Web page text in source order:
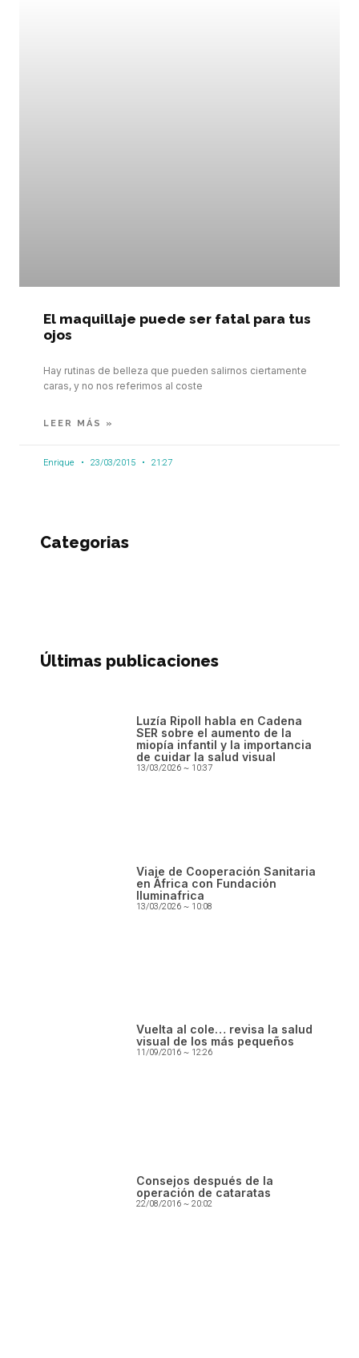
El maquillaje puede ser fatal para tus
ojos
Hay rutinas de belleza que pueden salirnos ciertamente
caras, y no nos referimos al coste
LEER MÁS »
Enrique 23/03/2015 21:27
Categorias
Últimas publicaciones
Luzía Ripoll habla en Cadena
SER sobre el aumento de la
miopía infantil y la importancia
de cuidar la salud visual
13/03/2026 10:37
Viaje de Cooperación Sanitaria
en África con Fundación
Iluminafrica
13/03/2026 10:08
Vuelta al cole… revisa la salud
visual de los más pequeños
11/09/2016 12:26
Consejos después de la
operación de cataratas
22/08/2016 20:02